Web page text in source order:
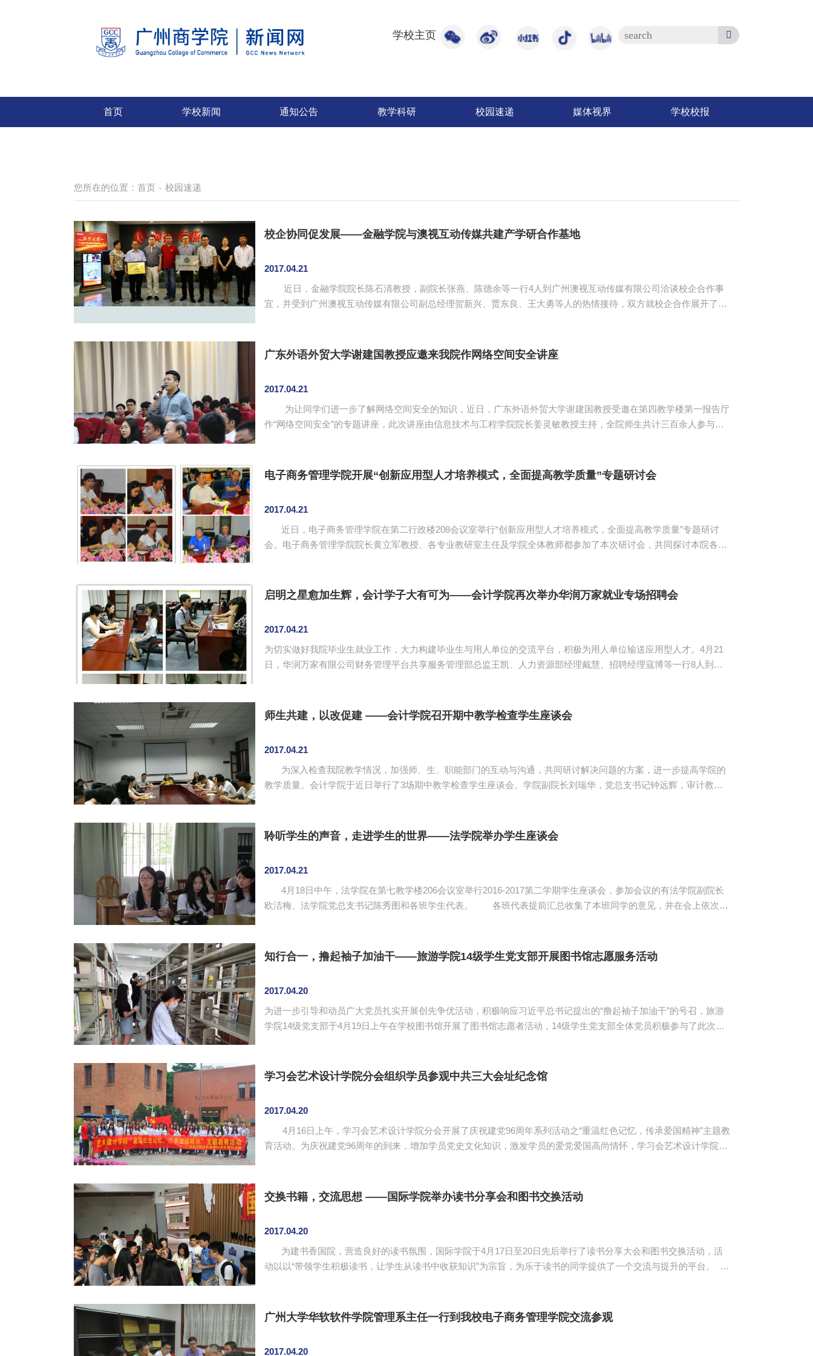
学校主页
首页 学校新闻 通知公告 教学科研 校园速递 媒体视界 学校校报
您所在的位置： 首页 - 校园速递
校企协同促发展——金融学院与澳视互动传媒共建产学研合作基地
2017.04.21
近日，金融学院院长陈石清教授，副院长张燕、陈德余等一行4人到广州澳视互动传媒有限公司洽谈校企合作事
宜，并受到广州澳视互动传媒有限公司副总经理贺新兴、贾东良、王大勇等人的热情接待，双方就校企合作展开了友
度合作实现产学共嬴、资源共享，优势互补。 ...
广东外语外贸大学谢建国教授应邀来我院作网络空间安全讲座
2017.04.21
为让同学们进一步了解网络空间安全的知识，近日，广东外语外贸大学谢建国教授受邀在第四教学楼第一报告厅
作“网络空间安全”的专题讲座，此次讲座由信息技术与工程学院院长姜灵敏教授主持，全院师生共计三百余人参与了
后，对神秘的黑客组织进行讲述，详尽地分析了国际方面关于网络安全的案例和漏洞挖...
电子商务管理学院开展“创新应用型人才培养模式，全面提高教学质量”专题研讨会
2017.04.21
近日，电子商务管理学院在第二行政楼208会议室举行“创新应用型人才培养模式，全面提高教学质量”专题研讨
会。电子商务管理学院院长黄立军教授、各专业教研室主任及学院全体教师都参加了本次研讨会，共同探讨本院各专
子商务专业教研室主任胡雷提出电...
启明之星愈加生辉，会计学子大有可为——会计学院再次举办华润万家就业专场招聘会
2017.04.21
为切实做好我院毕业生就业工作，大力构建毕业生与用人单位的交流平台，积极为用人单位输送应用型人才。4月21
日，华润万家有限公司财务管理平台共享服务管理部总监王凯、人力资源部经理戴慧、招聘经理寇博等一行8人到会
同时也是中国最具规模的零售连锁企业集团之一。旗下拥有华润万家、苏果、欢乐颂、...
师生共建，以改促建 ——会计学院召开期中教学检查学生座谈会
2017.04.21
为深入检查我院教学情况，加强师、生、职能部门的互动与沟通，共同研讨解决问题的方案，进一步提高学院的
教学质量。会计学院于近日举行了3场期中教学检查学生座谈会。学院副院长刘瑞华，党总支书记钟远辉，审计教研
学态度和富有吸引性的教育方法。学生代表在会上提出了一些意见和建...
聆听学生的声音，走进学生的世界——法学院举办学生座谈会
2017.04.21
4月18日中午，法学院在第七教学楼206会议室举行2016-2017第二学期学生座谈会，参加会议的有法学院副院长
欧洁梅、法学院党总支书记陈秀图和各班学生代表。 各班代表提前汇总收集了本班同学的意见，并在会上依次进
表也将同学们的需求一一阐述：期待自习室的增加；饭...
知行合一，撸起袖子加油干——旅游学院14级学生党支部开展图书馆志愿服务活动
2017.04.20
为进一步引导和动员广大党员扎实开展创先争优活动，积极响应习近平总书记提出的“撸起袖子加油干”的号召，旅游
学院14级党支部于4月19日上午在学校图书馆开展了图书馆志愿者活动，14级学生党支部全体党员积极参与了此次活
到了图书馆门口，并在图书馆老师的耐心指导下，分别完成了书籍的信息录入...
学习会艺术设计学院分会组织学员参观中共三大会址纪念馆
2017.04.20
4月16日上午，学习会艺术设计学院分会开展了庆祝建党96周年系列活动之“重温红色记忆，传承爱国精神”主题教
育活动。为庆祝建党96周年的到来，增加学员党史文化知识，激发学员的爱党爱国高尚情怀，学习会艺术设计学院分
培养，关注学员的培养与发展的过程。在活动上，学员们分成了几个小组，各个...
交换书籍，交流思想 ——国际学院举办读书分享会和图书交换活动
2017.04.20
为建书香国院，营造良好的读书氛围，国际学院于4月17日至20日先后举行了读书分享大会和图书交换活动，活
动以以“带领学生积极读书，让学生从读书中收获知识”为宗旨，为乐于读书的同学提供了一个交流与提升的平台。
的读书感悟：任何一个受欢迎的人，成功的人都具有强大的人...
广州大学华软软件学院管理系主任一行到我校电子商务管理学院交流参观
2017.04.20